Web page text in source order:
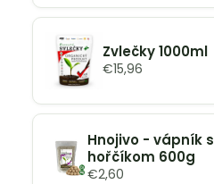
Zvlečky 1000ml
€15,96
Hnojivo - vápník s
hořčíkom 600g
€2,60